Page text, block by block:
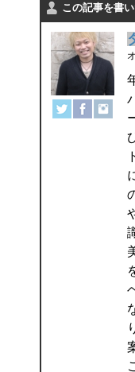
この記事を書